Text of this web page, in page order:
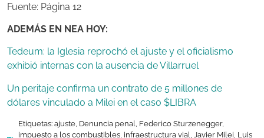
Fuente: Página 12
ADEMÁS EN NEA HOY:
Tedeum: la Iglesia reprochó el ajuste y el oficialismo
exhibió internas con la ausencia de Villarruel
Un peritaje confirma un contrato de 5 millones de
dólares vinculado a Milei en el caso $LIBRA
Etiquetas: ajuste, Denuncia penal, Federico Sturzenegger,
impuesto a los combustibles, infraestructura vial, Javier Milei, Luis